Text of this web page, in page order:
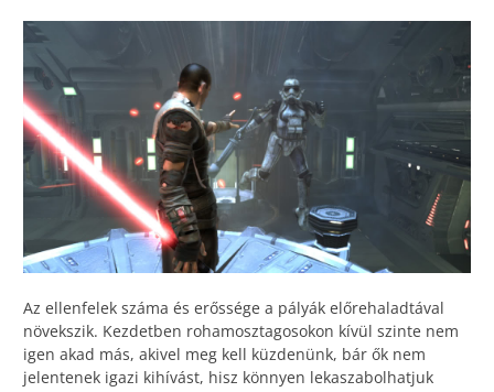
Az ellenfelek száma és erőssége a pályák előrehaladtával
növekszik. Kezdetben rohamosztagosokon kívül szinte nem
igen akad más, akivel meg kell küzdenünk, bár ők nem
jelentenek igazi kihívást, hisz könnyen lekaszabolhatjuk